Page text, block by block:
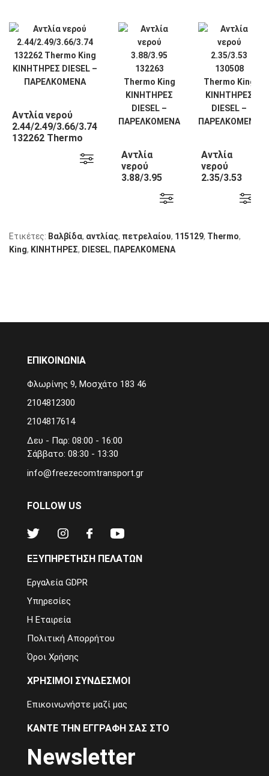
Αντλία νερού
2.44/2.49/3.66/3.74
132262 Thermo
Αντλία
νερού
3.88/3.95
Αντλία
νερού
2.35/3.53
Ετικέτες: Βαλβίδα, αντλίας, πετρελαίου, 115129, Thermo,
King, KΙΝΗΤΗΡΕΣ, DIESEL, ΠΑΡΕΛΚΟΜΕΝΑ
ΕΠΙΚΟΙΝΩΝΙΑ
Φλωρίνης 9, Μοσχάτο 183 46
2104812300
2104817614
Δευ - Παρ: 08:00 - 16:00
Σάββατο: 08:30 - 13:30
info@freezecomtransport.gr
FOLLOW US
ΕΞΥΠΗΡΕΤΗΣΗ ΠΕΛΑΤΩΝ
Εργαλεία GDPR
Υπηρεσίες
Η Εταιρεία
Πολιτική Απορρήτου
Όροι Χρήσης
ΧΡΗΣΙΜΟΙ ΣΥΝΔΕΣΜΟΙ
Επικοινωνήστε μαζί μας
ΚΑΝΤΕ ΤΗΝ ΕΓΓΡΑΦΗ ΣΑΣ ΣΤΟ
Newsletter